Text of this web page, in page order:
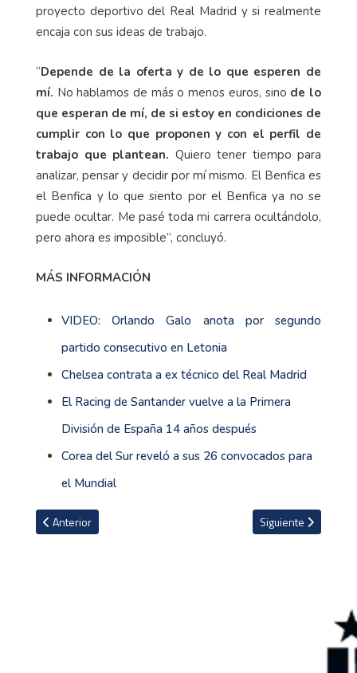
proyecto deportivo del Real Madrid y si realmente
encaja con sus ideas de trabajo.
“Depende de la oferta y de lo que esperen de
mí. No hablamos de más o menos euros, sino de lo
que esperan de mí, de si estoy en condiciones de
cumplir con lo que proponen y con el perfil de
trabajo que plantean. Quiero tener tiempo para
analizar, pensar y decidir por mí mismo. El Benfica es
el Benfica y lo que siento por el Benfica ya no se
puede ocultar. Me pasé toda mi carrera ocultándolo,
pero ahora es imposible”, concluyó.
MÁS INFORMACIÓN
VIDEO: Orlando Galo anota por segundo
partido consecutivo en Letonia
Chelsea contrata a ex técnico del Real Madrid
El Racing de Santander vuelve a la Primera
División de España 14 años después
Corea del Sur reveló a sus 26 convocados para
el Mundial
Artículo anterior: VIDEO: Cruz Azul elimina a Chivas y jugará final de
Anterior Artículo siguiente:
Siguiente